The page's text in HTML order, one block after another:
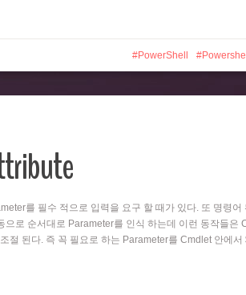
PowerShell
를 필수 적으로 입력을 요구 할 때가 있다. 또 명령어
로 순서대로 Parameter를 인식 하는데 이런 동작들은
절 된다. 즉 꼭 필요로 하는 Parameter를 Cmdlet 안에서